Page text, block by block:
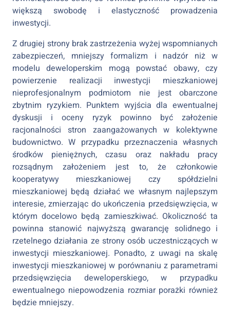
większą swobodę i elastyczność prowadzenia
inwestycji.
Z drugiej strony brak zastrzeżenia wyżej wspomnianych
zabezpieczeń, mniejszy formalizm i nadzór niż w
modelu deweloperskim mogą powstać obawy, czy
powierzenie realizacji inwestycji mieszkaniowej
nieprofesjonalnym podmiotom nie jest obarczone
zbytnim ryzykiem. Punktem wyjścia dla ewentualnej
dyskusji i oceny ryzyk powinno być założenie
racjonalności stron zaangażowanych w kolektywne
budownictwo. W przypadku przeznaczenia własnych
środków pieniężnych, czasu oraz nakładu pracy
rozsądnym założeniem jest to, że członkowie
kooperatywy mieszkaniowej czy spółdzielni
mieszkaniowej będą działać we własnym najlepszym
interesie, zmierzając do ukończenia przedsięwzięcia, w
którym docelowo będą zamieszkiwać. Okoliczność ta
powinna stanowić najwyższą gwarancję solidnego i
rzetelnego działania ze strony osób uczestniczących w
inwestycji mieszkaniowej. Ponadto, z uwagi na skalę
inwestycji mieszkaniowej w porównaniu z parametrami
przedsięwzięcia deweloperskiego, w przypadku
ewentualnego niepowodzenia rozmiar porażki również
będzie mniejszy.